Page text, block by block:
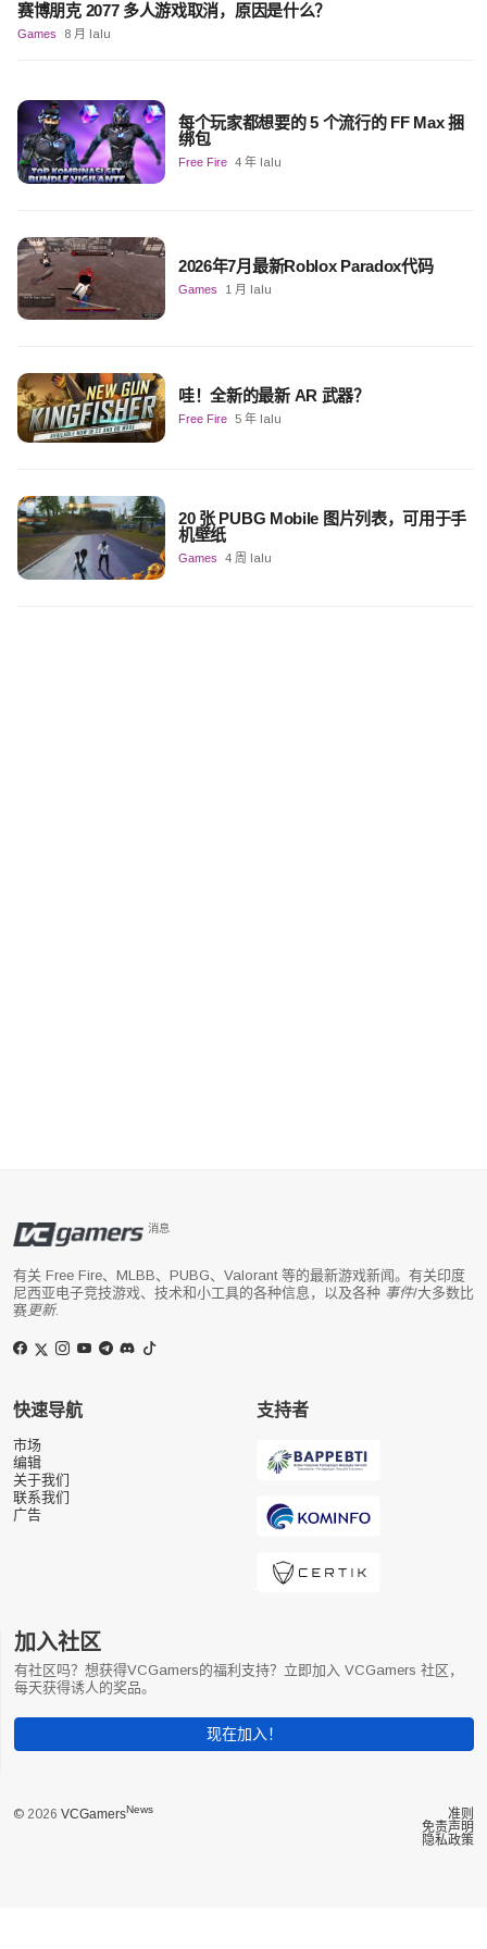
赛博朋克 2077 多人游戏取消，原因是什么？
Games 8 月 lalu
每个玩家都想要的 5 个流行的 FF Max 捆
绑包
Free Fire 4 年 lalu
2026年7月最新Roblox Paradox代码
Games 1 月 lalu
哇！全新的最新 AR 武器？
Free Fire 5 年 lalu
20 张 PUBG Mobile 图片列表，可用于手
机壁纸
Games 4 周 lalu
消息
有关 Free Fire、MLBB、PUBG、Valorant 等的最新游戏新闻。有关印度
尼西亚电子竞技游戏、技术和小工具的各种信息，以及各种 事件/大多数比
赛更新.
快速导航
市场
编辑
关于我们
联系我们
广告
支持者
加入社区
有社区吗？想获得VCGamers的福利支持？立即加入 VCGamers 社区，
每天获得诱人的奖品。
现在加入！
© 2026 VCGamersNews
准则
免责声明
隐私政策